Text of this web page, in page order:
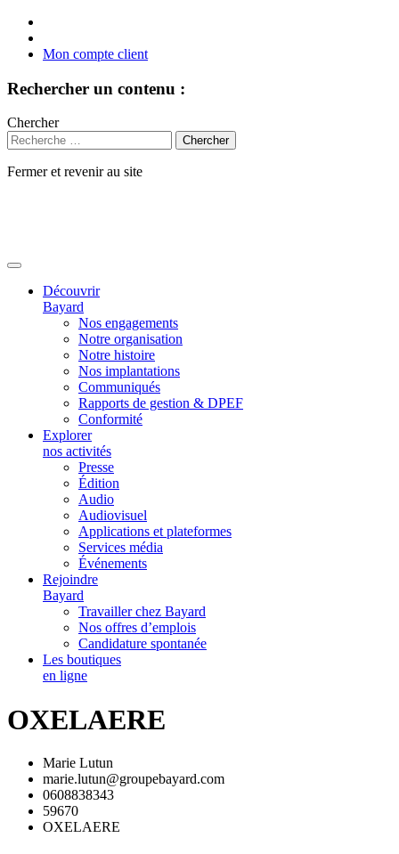
Mon compte client
Rechercher un contenu :
Chercher
Fermer et revenir au site
Découvrir
Bayard
Nos engagements
Notre organisation
Notre histoire
Nos implantations
Communiqués
Rapports de gestion & DPEF
Conformité
Explorer
nos activités
Presse
Édition
Audio
Audiovisuel
Applications et plateformes
Services média
Événements
Rejoindre
Bayard
Travailler chez Bayard
Nos offres d’emplois
Candidature spontanée
Les boutiques
en ligne
OXELAERE
Marie Lutun
marie.lutun@groupebayard.com
0608838343
59670
OXELAERE